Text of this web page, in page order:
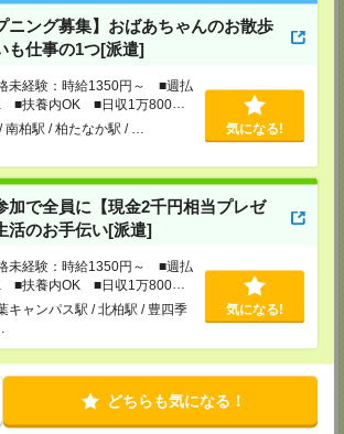
ニング募集】おばあちゃんのお散歩
も仕事の1つ[派遣]
未経験：時給1350円～ ■週払
■扶養内OK ■日収1万800円
南柏駅 / 柏たなか駅 / … 気になる!
加で全員に【現金2千円相当プレゼ
活のお手伝い[派遣]
未経験：時給1350円～ ■週払
■扶養内OK ■日収1万800円
キャンパス駅 / 北柏駅 / 豊四季
気になる!
どちらも気になる！
ts.jp
部 立川事業所
14
ts.jp
部 町田オフィス
23 大樹生命町田ビル6F
ts.jp
部 横浜オフィス
谷区神戸町134 横浜ビジネスパークサウスタワー
ts.jp